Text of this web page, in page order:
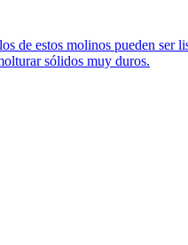
estos molinos pueden ser
sólidos muy duros.